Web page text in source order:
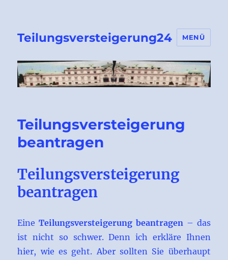
Teilungsversteigerung24 MENÜ
Teilungsversteigerung
beantragen
Teilungsversteigerung
beantragen
EineTeilungsversteigerung beantragen – das
ist nicht so schwer. Denn ich erkläre Ihnen
hier, wie es geht. Aber sollten Sie überhaupt